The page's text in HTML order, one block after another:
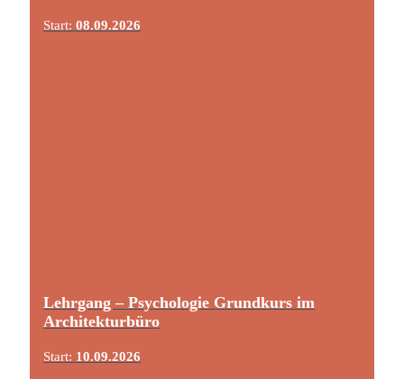
Start: 08.09.2026
Lehrgang – Psychologie Grundkurs im
Architekturbüro
Start: 10.09.2026